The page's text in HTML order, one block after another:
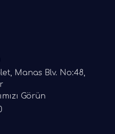
Manas Blv. No:48,
Görün